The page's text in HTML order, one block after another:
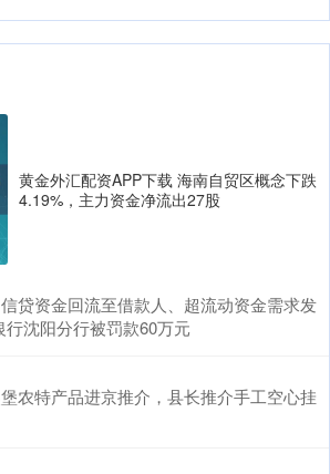
黄金外汇配资APP下载 海南自贸区概念下跌
4.19%，主力资金净流出27股
贷资金回流至借款人、超流动资金需求发
沈阳分行被罚款60万元
农特产品进京推介，县长推介手工空心挂